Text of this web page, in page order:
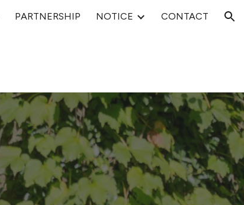
PARTNERSHIP NOTICE CONTACT